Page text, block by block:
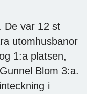
De var 12 st
utomhusbanor
1:a platsen,
Blom 3:a.
i